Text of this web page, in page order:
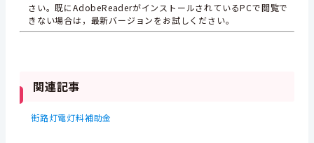
さい。既にAdobeReaderがインストールされているPCで閲覧で
きない場合は，最新バージョンをお試しください。
関連記事
街路灯電灯料補助金